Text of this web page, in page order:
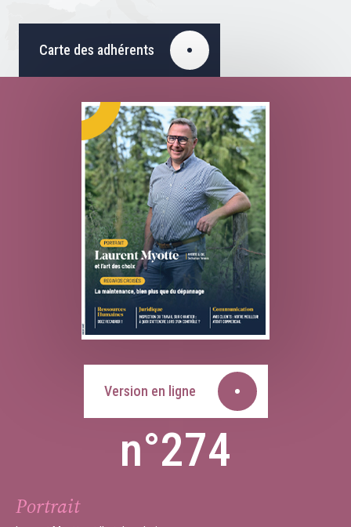
Carte des adhérents
Version en ligne
n°274
Portrait